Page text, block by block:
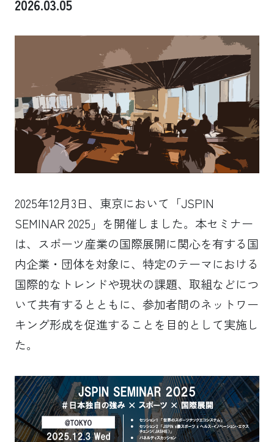
2026.03.05
2025年12月3日、東京において「JSPIN
SEMINAR 2025」を開催しました。本セミナー
は、スポーツ産業の国際展開に関心を有する国
内企業・団体を対象に、特定のテーマにおける
国際的なトレンドや現状の課題、取組などにつ
いて共有するとともに、参加者間のネットワー
キング形成を促進することを目的として実施し
た。